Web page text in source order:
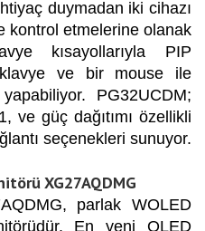
duymadan iki cihazı
kontrol etmelerine olanak
kısayollarıyla PIP
ve bir mouse ile
PG32UCDM;
ve güç dağıtımı özellikli
seçenekleri sunuyor.
XG27AQDMG
parlak WOLED
En yeni OLED